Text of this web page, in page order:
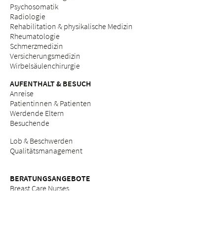
Psychosomatik
Radiologie
Rehabilitation & physikalische Medizin
Rheumatologie
Schmerzmedizin
Versicherungsmedizin
Wirbelsäulenchirurgie
AUFENTHALT & BESUCH
Anreise
Patientinnen & Patienten
Werdende Eltern
Besuchende
Lob & Beschwerden
Qualitätsmanagement
BERATUNGSANGEBOTE
Breast Care Nurses